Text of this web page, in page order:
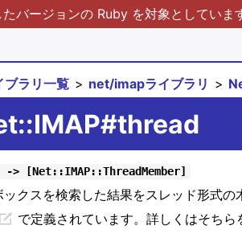
バージョンの Ruby を対象としていま
ブラリ一覧 net/imapライブラリ
[Net::IMAP::ThreadMember]
クスを検索した結果をスレッド形式の
で定義されています。詳しくはそち